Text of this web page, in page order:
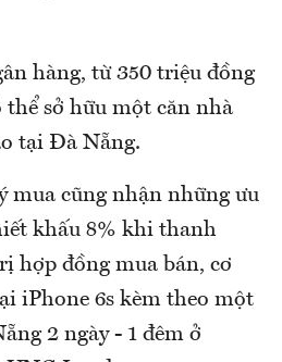
hàng, từ 350 triệu đồng
thể sở hữu một căn nhà
tại Đà Nẵng.
mua cũng nhận những ưu
khấu 8% khi thanh
hợp đồng mua bán, cơ
iPhone 6s kèm theo một
2 ngày - 1 đêm ở